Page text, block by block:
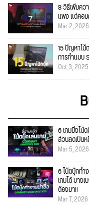
8 วิธีเพิ่มคว
แพง แต่คอ
Mar 2, 2026
15 ปัญหาโน้
การทำแบบ
Oct 3, 2025
6 เกมมิ่งโน้
ส่วนลดเป็น
Mar 5, 2026
6 โน้ตบุ๊กทำ
เกมได้ บาง
ต้องมา!!
Mar 7, 2026